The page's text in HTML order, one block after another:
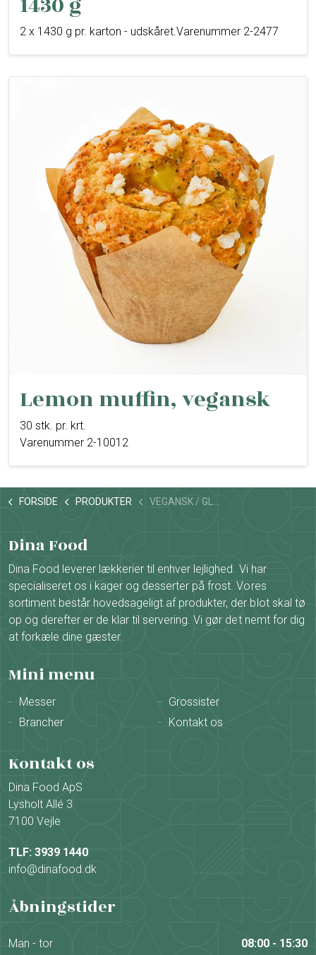
2 x 1430 g pr. karton - udskåret.Varenummer 2-2477
Lemon muffin, vegansk
30 stk. pr. krt.
Varenummer 2-10012
FORSIDE PRODUKTER VEGANSK / GLUTENFRI / LAKTOSEFRI
Dina Food
Dina Food leverer lækkerier til enhver lejlighed. Vi har
specialiseret os i kager og desserter på frost. Vores
sortiment består hovedsageligt af produkter, der blot skal tø
op og derefter er de klar til servering. Vi gør det nemt for dig
at forkæle dine gæster.
Mini menu
Messer
Grossister
Brancher
Kontakt os
Kontakt os
Dina Food ApS
Lysholt Allé 3
7100 Vejle
TLF: 3939 1440
info@dinafood.dk
Åbningstider
Man - tor 08:00 - 15:30